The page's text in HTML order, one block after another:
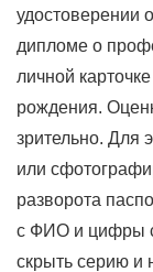
удостоверении
дипломе о
личной
рождения.
зрительно. Для
или
разворота
с ФИО и цифры
скрыть серию и